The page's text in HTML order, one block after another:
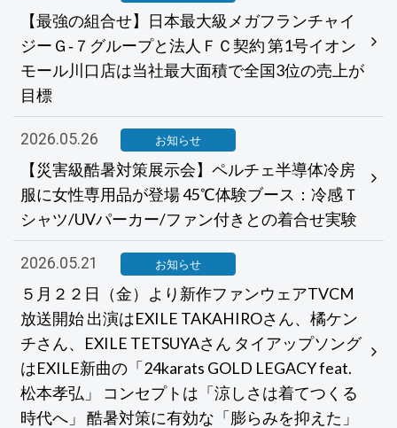
【最強の組合せ】日本最大級メガフランチャイ
ジーＧ‐７グループと法人ＦＣ契約 第1号イオン
モール川口店は当社最大面積で全国3位の売上が
目標
2026.05.26 お知らせ
【災害級酷暑対策展示会】ペルチェ半導体冷房
服に女性専用品が登場 45℃体験ブース：冷感Ｔ
シャツ/UVパーカー/ファン付きとの着合せ実験
2026.05.21 お知らせ
５月２２日（金）より新作ファンウェアTVCM
放送開始 出演はEXILE TAKAHIROさん、橘ケン
チさん、EXILE TETSUYAさん タイアップソング
はEXILE新曲の「24karats GOLD LEGACY feat.
松本孝弘」 コンセプトは「涼しさは着てつくる
時代へ」 酷暑対策に有効な「膨らみを抑えた」